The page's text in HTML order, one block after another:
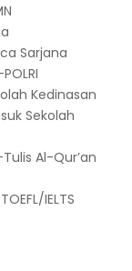
Sarjana
Kedinasan
Sekolah
Al-Qur’an
IELTS